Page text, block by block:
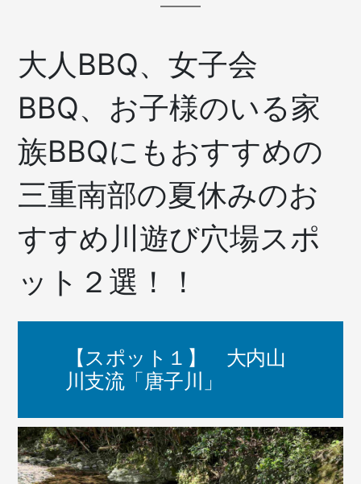
大人BBQ、女子会
BBQ、お子様のいる家
族BBQにもおすすめの
三重南部の夏休みのお
すすめ川遊び穴場スポ
ット２選！！
【スポット１】 大内山
川支流「唐子川」